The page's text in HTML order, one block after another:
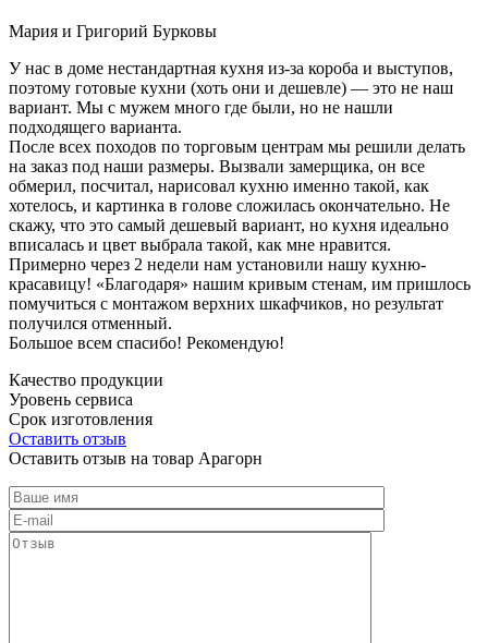
Мария и Григорий Бурковы
У нас в доме нестандартная кухня из-за короба и выступов,
поэтому готовые кухни (хоть они и дешевле) — это не наш
вариант. Мы с мужем много где были, но не нашли
подходящего варианта.
После всех походов по торговым центрам мы решили делать
на заказ под наши размеры. Вызвали замерщика, он все
обмерил, посчитал, нарисовал кухню именно такой, как
хотелось, и картинка в голове сложилась окончательно. Не
скажу, что это самый дешевый вариант, но кухня идеально
вписалась и цвет выбрала такой, как мне нравится.
Примерно через 2 недели нам установили нашу кухню-
красавицу! «Благодаря» нашим кривым стенам, им пришлось
помучиться с монтажом верхних шкафчиков, но результат
получился отменный.
Большое всем спасибо! Рекомендую!
Качество продукции
Уровень сервиса
Срок изготовления
Оставить отзыв
Оставить отзыв на товар Арагорн